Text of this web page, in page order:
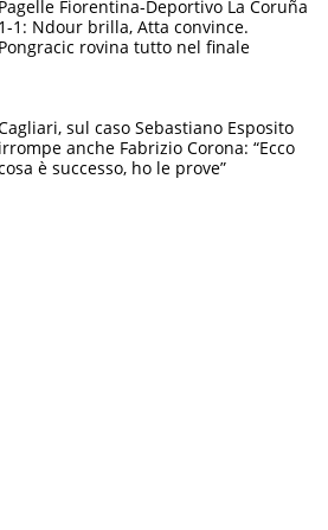
Pagelle Fiorentina-Deportivo La Coruña
1-1: Ndour brilla, Atta convince.
Pongracic rovina tutto nel finale
sul caso Sebastiano Esposito
irrompe anche Fabrizio Corona: “Ecco
è successo, ho le prove”